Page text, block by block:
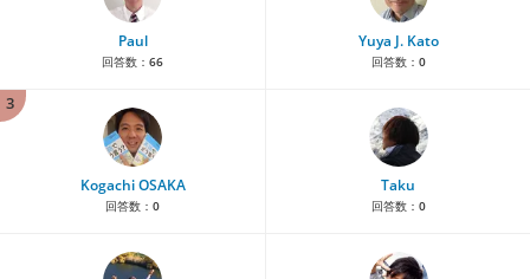
Paul
回答数： 66
Yuya J. Kato
回答数： 0
3
Kogachi OSAKA
回答数： 0
Taku
回答数： 0